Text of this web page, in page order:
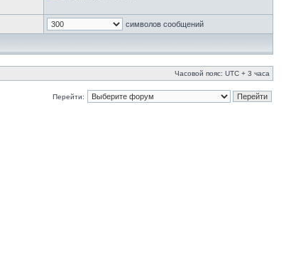
символов сообщений
Часовой пояс: UTC + 3 часа
Перейти: